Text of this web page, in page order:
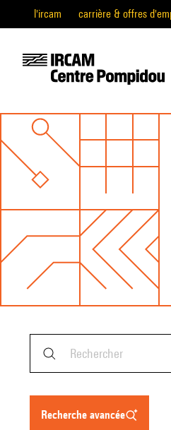
l'ircam carrière & offres
recherche avancée